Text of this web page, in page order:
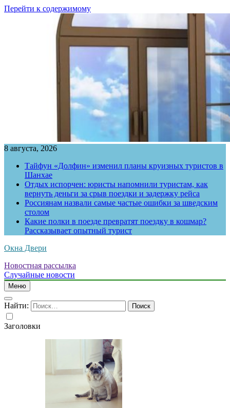
Перейти к содержимому
8 августа, 2026
Тайфун «Долфин» изменил планы круизных туристов в
Шанхае
Отдых испорчен: юристы напомнили туристам, как
вернуть деньги за срыв поездки и задержку рейса
Россиянам назвали самые частые ошибки за шведским
столом
Какие полки в поезде превратят поездку в кошмар?
Рассказывает опытный турист
Окна Двери
Новостная рассылка
Случайные новости
Меню
Найти:
Заголовки